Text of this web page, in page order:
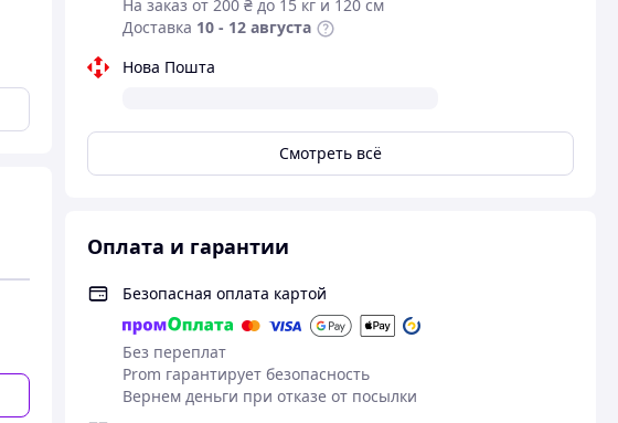
На заказ от 200 ₴ до 15 кг и 120 см
Доставка 10 - 12 августа
Нова Пошта
Смотреть всё
Оплата и гарантии
Безопасная оплата картой
Без переплат
Prom гарантирует безопасность
Вернем деньги при отказе от посылки